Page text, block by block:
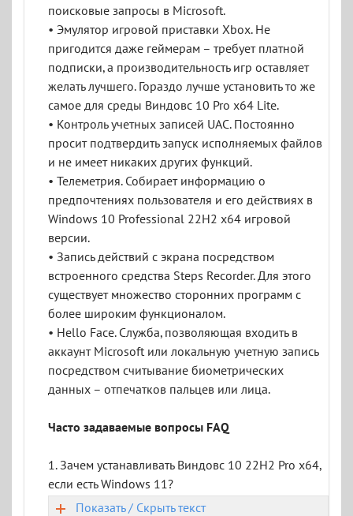
поисковые запросы в Microsoft.
• Эмулятор игровой приставки Xbox. Не
пригодится даже геймерам – требует платной
подписки, а производительность игр оставляет
желать лучшего. Гораздо лучше установить то же
самое для среды Виндовс 10 Pro x64 Lite.
• Контроль учетных записей UAC. Постоянно
просит подтвердить запуск исполняемых файлов
и не имеет никаких других функций.
• Телеметрия. Собирает информацию о
предпочтениях пользователя и его действиях в
Windows 10 Professional 22H2 x64 игровой
версии.
• Запись действий с экрана посредством
встроенного средства Steps Recorder. Для этого
существует множество сторонних программ с
более широким функционалом.
• Hello Face. Служба, позволяющая входить в
аккаунт Microsoft или локальную учетную запись
посредством считывание биометрических
данных – отпечатков пальцев или лица.
Часто задаваемые вопросы FAQ
1. Зачем устанавливать Виндовс 10 22H2 Pro x64,
если есть Windows 11?
Показать / Скрыть текст